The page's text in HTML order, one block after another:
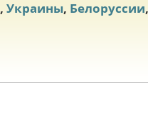
, Украины, Белоруссии,